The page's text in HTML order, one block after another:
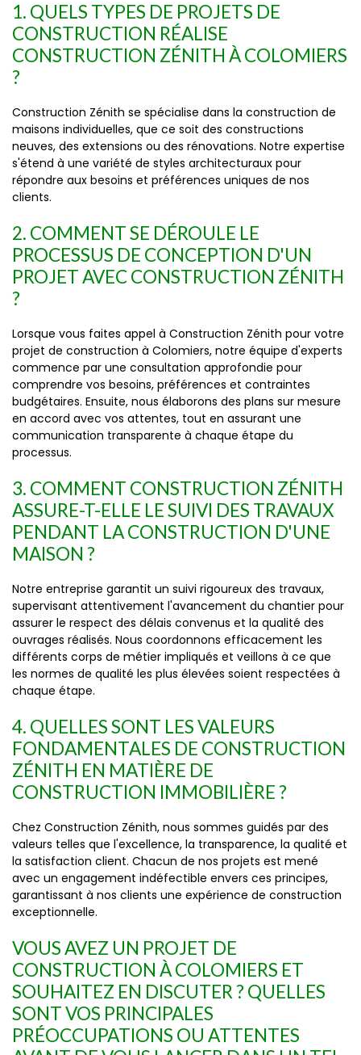
1. QUELS TYPES DE PROJETS DE
CONSTRUCTION RÉALISE
CONSTRUCTION ZÉNITH À COLOMIERS
?
Construction Zénith se spécialise dans la construction de
maisons individuelles, que ce soit des constructions
neuves, des extensions ou des rénovations. Notre expertise
s'étend à une variété de styles architecturaux pour
répondre aux besoins et préférences uniques de nos
clients.
2. COMMENT SE DÉROULE LE
PROCESSUS DE CONCEPTION D'UN
PROJET AVEC CONSTRUCTION ZÉNITH
?
Lorsque vous faites appel à Construction Zénith pour votre
projet de construction à Colomiers, notre équipe d'experts
commence par une consultation approfondie pour
comprendre vos besoins, préférences et contraintes
budgétaires. Ensuite, nous élaborons des plans sur mesure
en accord avec vos attentes, tout en assurant une
communication transparente à chaque étape du
processus.
3. COMMENT CONSTRUCTION ZÉNITH
ASSURE-T-ELLE LE SUIVI DES TRAVAUX
PENDANT LA CONSTRUCTION D'UNE
MAISON ?
Notre entreprise garantit un suivi rigoureux des travaux,
supervisant attentivement l'avancement du chantier pour
assurer le respect des délais convenus et la qualité des
ouvrages réalisés. Nous coordonnons efficacement les
différents corps de métier impliqués et veillons à ce que
les normes de qualité les plus élevées soient respectées à
chaque étape.
4. QUELLES SONT LES VALEURS
FONDAMENTALES DE CONSTRUCTION
ZÉNITH EN MATIÈRE DE
CONSTRUCTION IMMOBILIÈRE ?
Chez Construction Zénith, nous sommes guidés par des
valeurs telles que l'excellence, la transparence, la qualité et
la satisfaction client. Chacun de nos projets est mené
avec un engagement indéfectible envers ces principes,
garantissant à nos clients une expérience de construction
exceptionnelle.
VOUS AVEZ UN PROJET DE
CONSTRUCTION À COLOMIERS ET
SOUHAITEZ EN DISCUTER ? QUELLES
SONT VOS PRINCIPALES
PRÉOCCUPATIONS OU ATTENTES